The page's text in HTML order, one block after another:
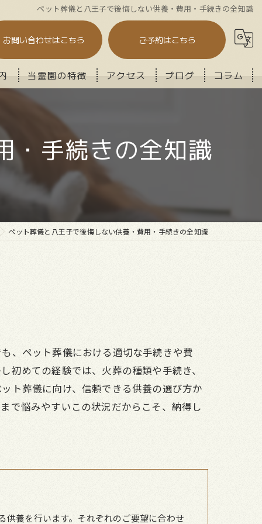
ペット葬儀と八王子で後悔しない供養・費用・手続きの全知識
お問い合わせはこちら ご予約はこちら
当霊園の特徴
セレモニー
メモリアル
アクセス ブログ コラム
・手続きの全知識
ペット葬儀と八王子で後悔しない供養・費用・手続きの全知識
、ペット葬儀における適切な手続きや費
めての経験では、火葬の種類や手続き、
ト葬儀に向け、信頼できる供養の選び方か
で悩みやすいこの状況だからこそ、納得し
供養を行います。それぞれのご要望に合わせ